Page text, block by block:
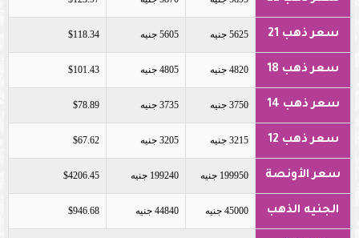
سعر ذهب 21 5625 جنيه 5605 جنيه $118.34
سعر ذهب 18 4820 جنيه 4805 جنيه $101.43
سعر ذهب 14 3750 جنيه 3735 جنيه $78.89
سعر ذهب 12 3215 جنيه 3205 جنيه $67.62
سعر الأونصة 199950 جنيه 199240 جنيه $4206.45
الجنيه الذهب 45000 جنيه 44840 جنيه $946.68